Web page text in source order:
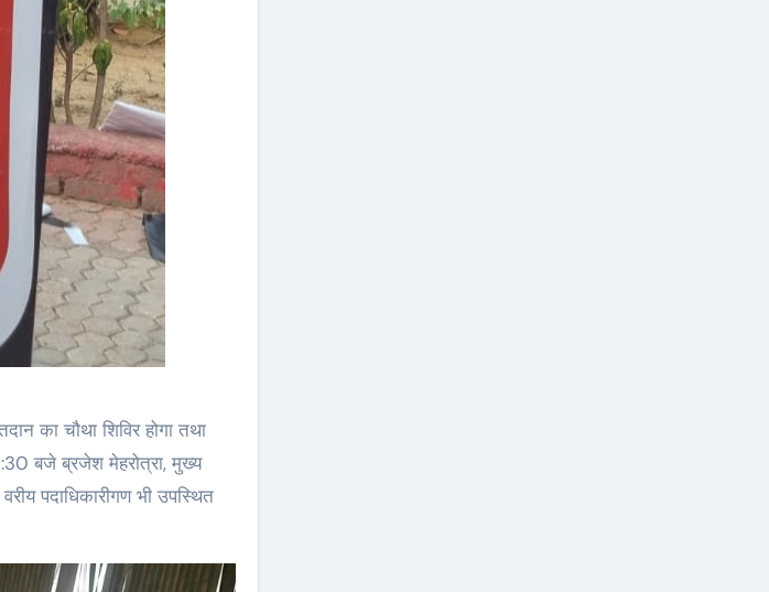
का चौथा शिविर होगा तथा
बजे ब्रजेश मेहरोत्रा, मुख्य
पदाधिकारीगण भी उपस्थित